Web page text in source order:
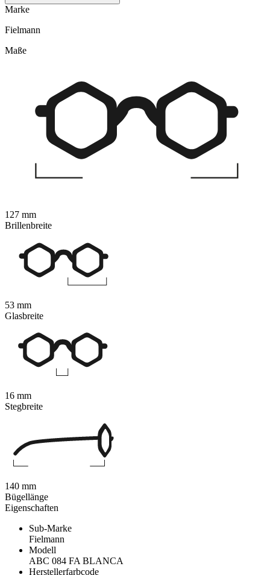
Marke
Fielmann
Eigenschaften
Sub-Marke
Fielmann
Modell
ABC 084 FA BLANCA
Herstellerfarbcode
Maße
127 mm
Brillenbreite
53 mm
Glasbreite
16 mm
Stegbreite
140 mm
Bügellänge